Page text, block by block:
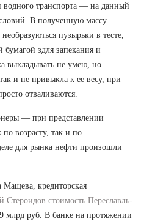
транспорта — на данный
В полученную массу
пузырьки в тесте,
здля запекания и
выкладывать не умею, но
и не привыкла к ее весу, при
отваливаются.
— при представлении
по возрасту, так и по
для рынка нефти произошли
кредиторская
Стероидов стоимость Переславль-
млрд руб. В банке на протяжении